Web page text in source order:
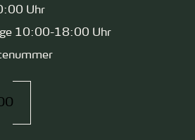
Uhr
10:00-18:00 Uhr